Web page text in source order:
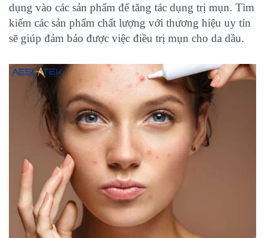
dụng vào các sản phẩm để tăng tác dụng trị mụn. Tìm
kiếm các sản phẩm chất lượng với thương hiệu uy tín
sẽ giúp đảm bảo được việc điều trị mụn cho da dầu.